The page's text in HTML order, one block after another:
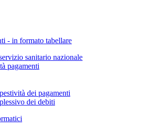
- in formato tabellare
sanitario nazionale
pagamenti
dei pagamenti
dei debiti